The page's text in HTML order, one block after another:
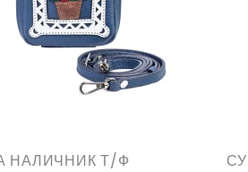
НАЛИЧНИК Т/Ф